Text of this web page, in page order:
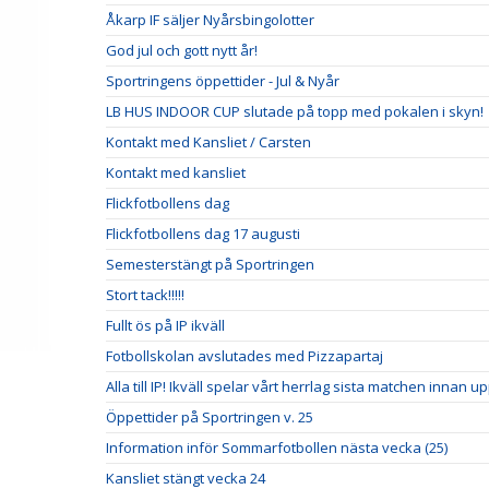
Åkarp IF säljer Nyårsbingolotter
God jul och gott nytt år!
Sportringens öppettider - Jul & Nyår
LB HUS INDOOR CUP slutade på topp med pokalen i skyn!
Kontakt med Kansliet / Carsten
Kontakt med kansliet
Flickfotbollens dag
Flickfotbollens dag 17 augusti
Semesterstängt på Sportringen
Stort tack!!!!!
Fullt ös på IP ikväll
Fotbollskolan avslutades med Pizzapartaj
Alla till IP! Ikväll spelar vårt herrlag sista matchen innan
Öppettider på Sportringen v. 25
Information inför Sommarfotbollen nästa vecka (25)
Kansliet stängt vecka 24